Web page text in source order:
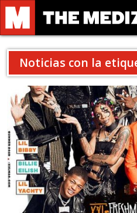
Noticias con la